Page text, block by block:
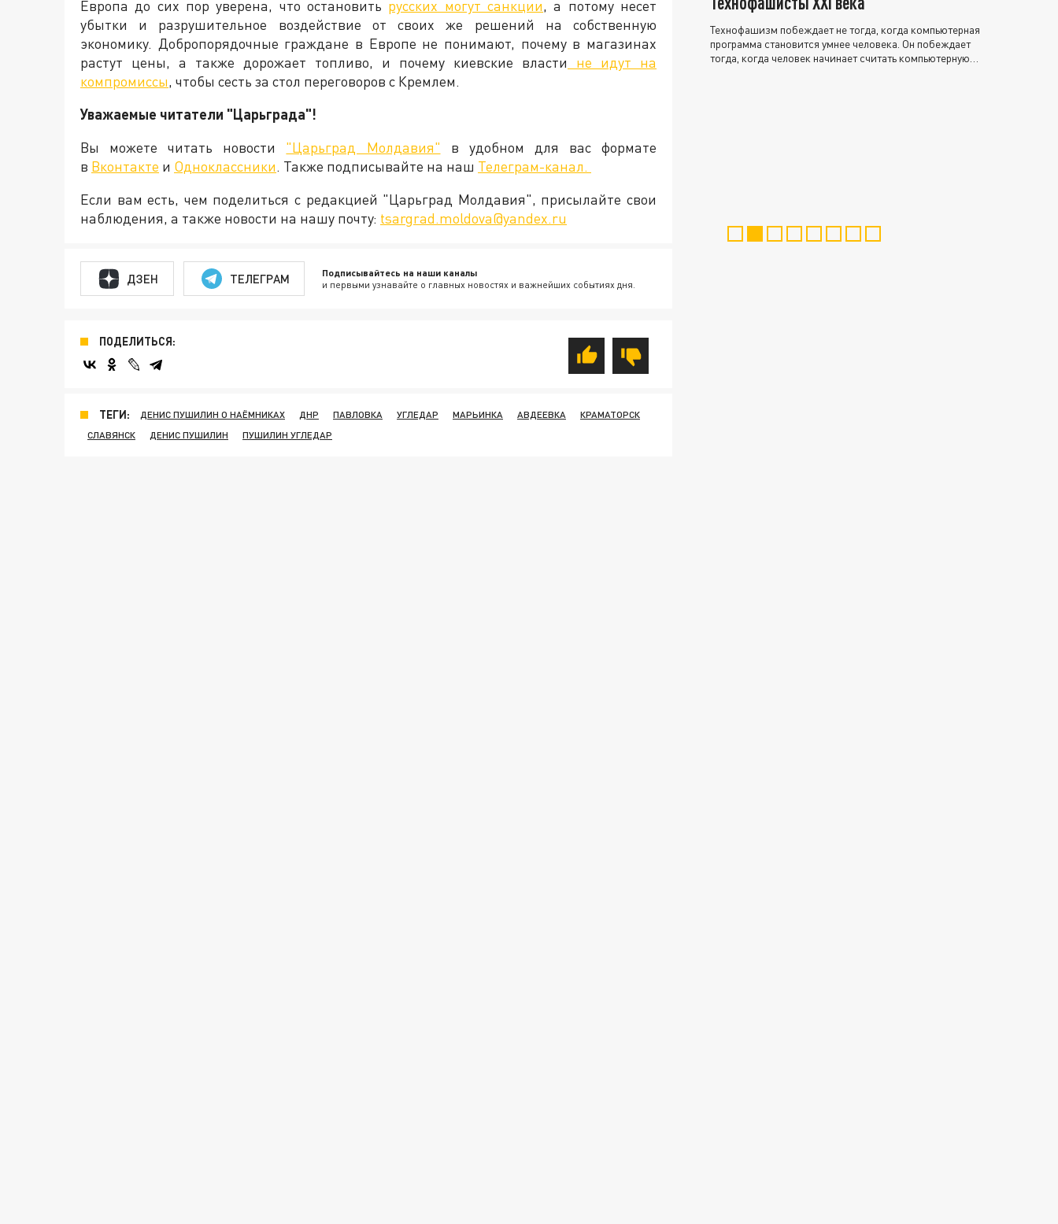
Европа до сих пор уверена, что остановить русских могут санкции, а потому несет
убытки и разрушительное воздействие от своих же решений на собственную
экономику. Добропорядочные граждане в Европе не понимают, почему в магазинах
растут цены, а также дорожает топливо, и почему киевские власти не идут на
компромиссы, чтобы сесть за стол переговоров с Кремлем.
Уважаемые читатели "Царьграда"!
Вы можете читать новости "Царьград Молдавия" в удобном для вас формате
в Вконтакте и Одноклассники. Также подписывайте на наш Телеграм-канал.
Если вам есть, чем поделиться с редакцией "Царьград Молдавия", присылайте свои
наблюдения, а также новости на нашу почту: tsargrad.moldova@yandex.ru
ДЗЕН ТЕЛЕГРАМ Подписывайтесь на наши каналы
и первыми узнавайте о главных новостях и важнейших событиях дня.
ПОДЕЛИТЬСЯ:
ТЕГИ: ДЕНИС ПУШИЛИН О НАЁМНИКАХ ДНР ПАВЛОВКА УГЛЕДАР МАРЬИНКА АВДЕЕВКА
КРАМАТОРСК
СЛАВЯНСК
ДЕНИС ПУШИЛИН ПУШИЛИН УГЛЕДАР
Технофашизм побеждает не тогда, когда компьютерная
программа становится умнее человека. Он побеждает
тогда, когда человек начинает считать компьютерную